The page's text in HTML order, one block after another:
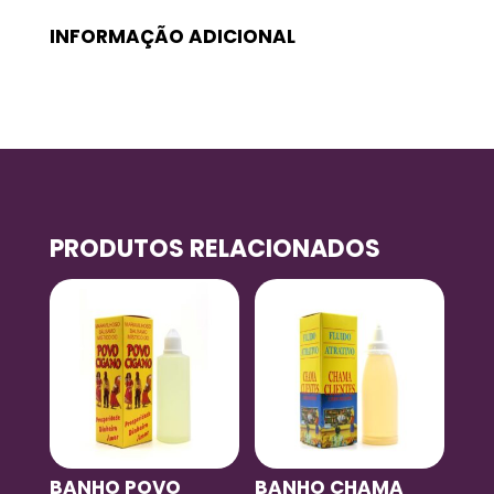
INFORMAÇÃO ADICIONAL
PRODUTOS RELACIONADOS
BANHO POVO BANHO CHAMA